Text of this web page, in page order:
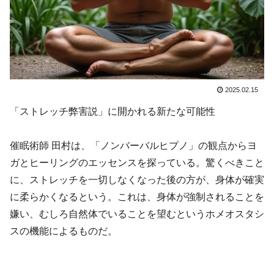
2025.02.15
「ストレッチ弊害説」に開かれる新たな可能性
催眠術師 田村は、「ノンバーバルヒプノ」の観点からヨ
ガとヒーリングのエッセンスを探っている。驚くべきこと
に、ストレッチを一切しなくなった後の方が、身体が確実
に柔らかくなるという。これは、身体が強制されることを
嫌い、むしろ自然体でいることを望むというホメオスタシ
スの機能によるものだ。